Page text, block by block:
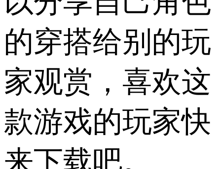
的穿搭给别的玩
家观赏，喜欢这
款游戏的玩家快
来下载吧。